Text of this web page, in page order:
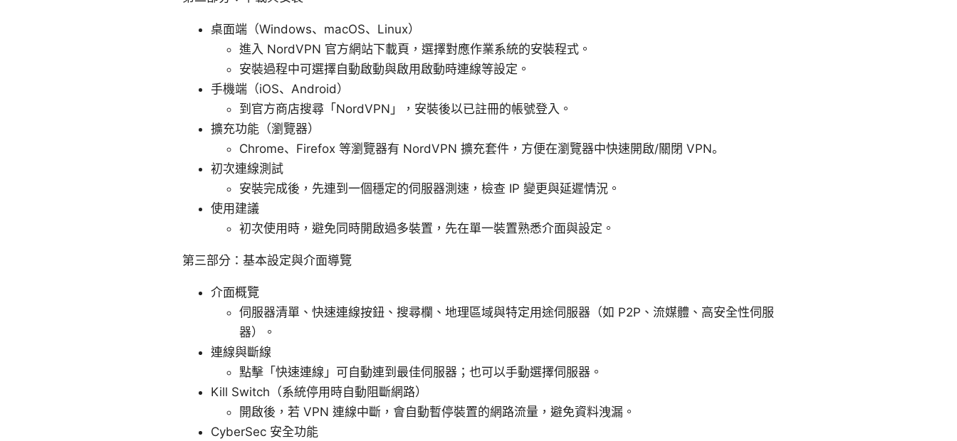
桌面端（Windows、macOS、Linux）
進入 NordVPN 官方網站下載頁，選擇對應作業系統的安裝程式。
安裝過程中可選擇自動啟動與啟用啟動時連線等設定。
手機端（iOS、Android）
到官方商店搜尋「NordVPN」，安裝後以已註冊的帳號登入。
擴充功能（瀏覽器）
Chrome、Firefox 等瀏覽器有 NordVPN 擴充套件，方便在瀏覽器中快速開啟/關閉 VPN。
初次連線測試
安裝完成後，先連到一個穩定的伺服器測速，檢查 IP 變更與延遲情況。
使用建議
初次使用時，避免同時開啟過多裝置，先在單一裝置熟悉介面與設定。
第三部分：基本設定與介面導覽
介面概覽
伺服器清單、快速連線按鈕、搜尋欄、地理區域與特定用途伺服器（如 P2P、流媒體、高安全性伺服
器）。
連線與斷線
點擊「快速連線」可自動連到最佳伺服器；也可以手動選擇伺服器。
Kill Switch（系統停用時自動阻斷網路）
開啟後，若 VPN 連線中斷，會自動暫停裝置的網路流量，避免資料洩漏。
CyberSec 安全功能